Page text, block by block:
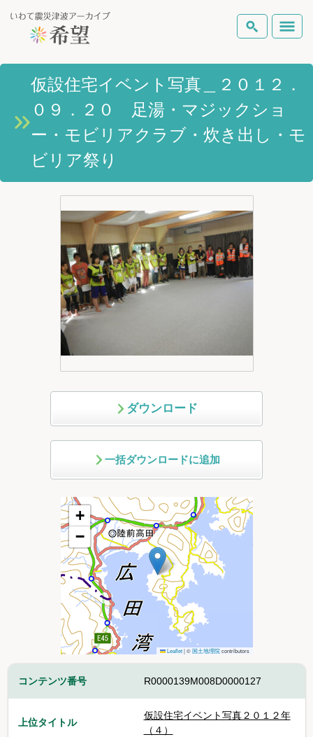
いわて震災津波アーカイブとは
岩手県の被害状況
復興の軌跡
Foreign Laguage
検索
テーマから探す 地図から探す 詳細検索
仮設住宅イベント写真＿２０１２．
０９．２０ 足湯・マジックショ
ー・モビリアクラブ・炊き出し・モ
ビリア祭り
ダウンロード
一括ダウンロードに追加
+
−
Leaflet |©国土地理院contributors
コンテンツ番号 R0000139M008D0000127
上位タイトル
仮設住宅イベント写真２０１２年
（４）